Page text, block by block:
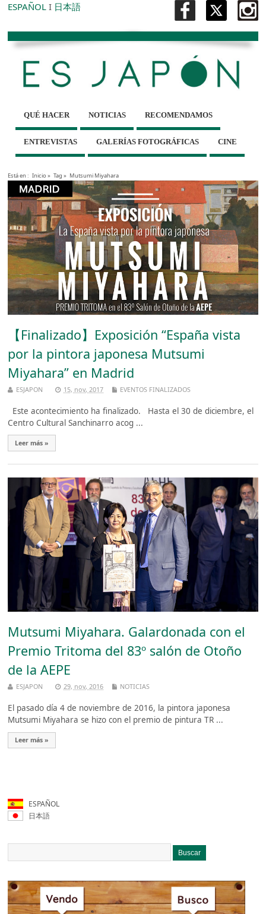
ESPAÑOL I 日本語
QUÉ HACER NOTICIAS RECOMENDAMOS
ENTREVISTAS GALERÍAS FOTOGRÁFICAS CINE
Está en : Inicio» Tag » Mutsumi Miyahara
【Finalizado】Exposición “España vista
por la pintora japonesa Mutsumi
Miyahara” en Madrid
ESJAPON 15, nov, 2017 EVENTOS FINALIZADOS
Este acontecimiento ha finalizado. Hasta el 30 de diciembre, el
Centro Cultural Sanchinarro acog ...
Leer más »
Mutsumi Miyahara. Galardonada con el
Premio Tritoma del 83º salón de Otoño
de la AEPE
ESJAPON 29, nov, 2016 NOTICIAS
El pasado día 4 de noviembre de 2016, la pintora japonesa
Mutsumi Miyahara se hizo con el premio de pintura TR ...
Leer más »
ESPAÑOL
日本語